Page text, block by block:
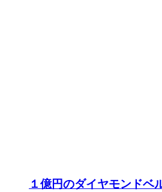
１億円のダイヤモンドベ